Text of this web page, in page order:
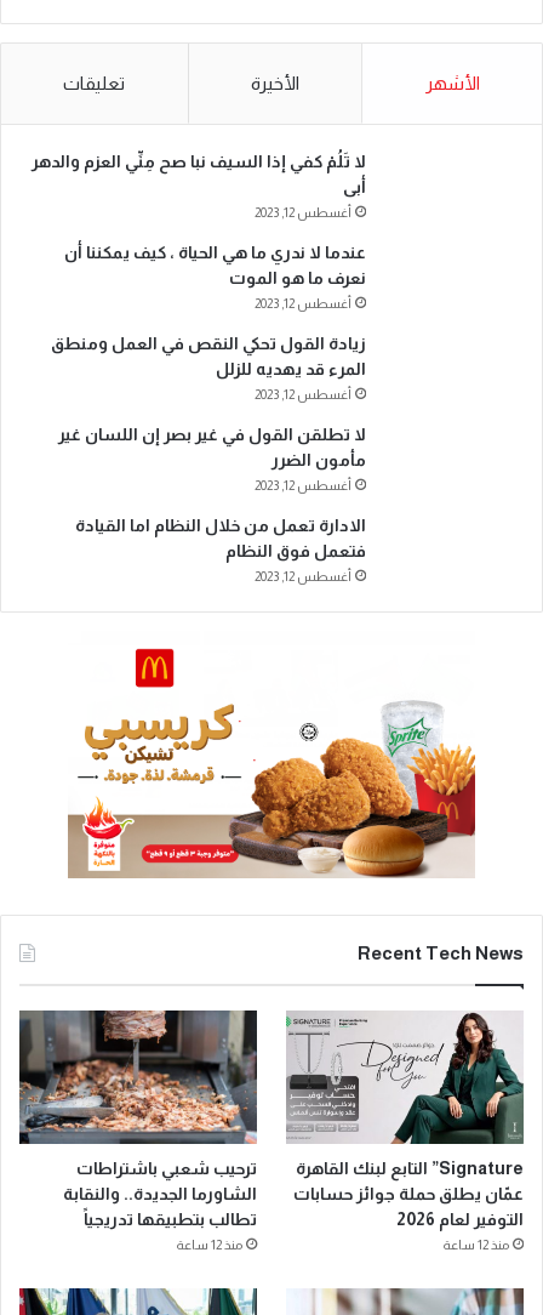
الأشهر الأخيرة تعليقات
لا تَلُمْ كفي إذا السيف نبا صح مِنِّي العزم والدهر
أبى
أغسطس 12, 2023
عندما لا ندري ما هي الحياة ، كيف يمكننا أن
نعرف ما هو الموت
أغسطس 12, 2023
زيادة القول تحكي النقص في العمل ومنطق
المرء قد يهديه للزلل
أغسطس 12, 2023
لا تطلقن القول في غير بصر إن اللسان غير
مأمون الضرر
أغسطس 12, 2023
الادارة تعمل من خلال النظام اما القيادة
فتعمل فوق النظام
أغسطس 12, 2023
Recent Tech News
Signature” التابع لبنك القاهرة
عمّان يطلق حملة جوائز حسابات
التوفير لعام 2026
منذ 12 ساعة
ترحيب شعبي باشتراطات
الشاورما الجديدة.. والنقابة
تطالب بتطبيقها تدريجياً
منذ 12 ساعة